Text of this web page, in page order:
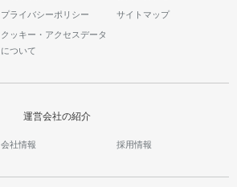
プライバシーポリシー サイトマップ
クッキー・アクセスデータ
について
運営会社の紹介
会社情報 採用情報